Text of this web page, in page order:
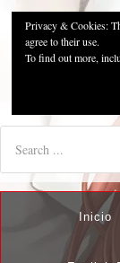
"I'm the best
Inicio
Privacy & Cookies:
agree to their use.
To find out more,